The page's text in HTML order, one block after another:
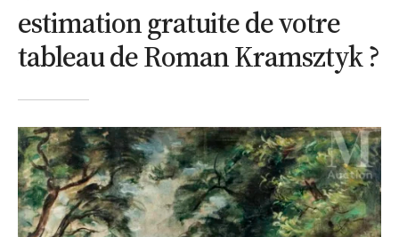
estimation gratuite de votre
tableau de Roman Kramsztyk ?